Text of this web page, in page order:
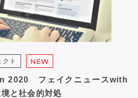
クト NEW
2020 フェイクニュースwith
と社会的対処